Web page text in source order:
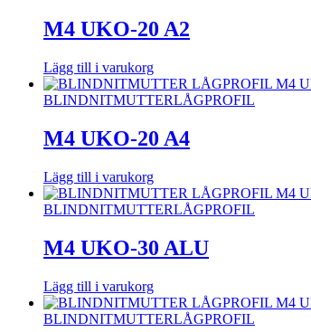
M4 UKO-20 A2
Lägg till i varukorg
BLINDNITMUTTERLÅGPROFIL
M4 UKO-20 A4
Lägg till i varukorg
BLINDNITMUTTERLÅGPROFIL
M4 UKO-30 ALU
Lägg till i varukorg
BLINDNITMUTTERLÅGPROFIL